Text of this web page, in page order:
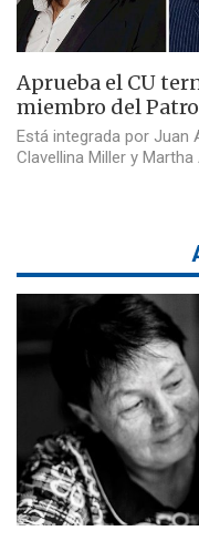
Aprueba el CU
miembro del
Está integrada por Juan
Clavellina Miller y